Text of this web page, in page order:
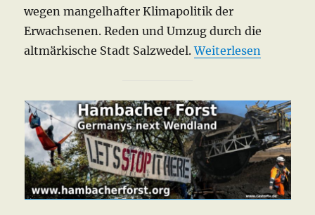
wegen mangelhafter Klimapolitik der
Erwachsenen. Reden und Umzug durch die
altmärkische Stadt Salzwedel.Weiterlesen